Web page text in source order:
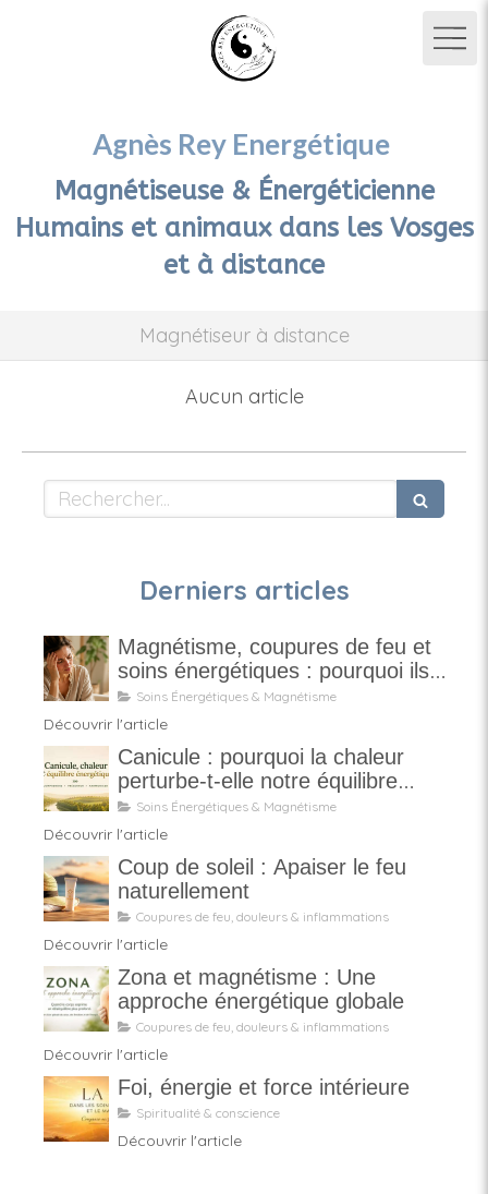
Agnès Rey Energétique
Magnétiseuse & Énergéticienne
Humains et animaux dans les Vosges
et à distance
Magnétiseur à distance
Aucun article
Rechercher
Derniers articles
Magnétisme, coupures de feu et
soins énergétiques : pourquoi ils
ne sont pas magiques
Soins Énergétiques & Magnétisme
Découvrir l'article
Canicule : pourquoi la chaleur
perturbe-t-elle notre équilibre
énergétique ?
Soins Énergétiques & Magnétisme
Découvrir l'article
Coup de soleil : Apaiser le feu
naturellement
Coupures de feu, douleurs & inflammations
Découvrir l'article
Zona et magnétisme : Une
approche énergétique globale
Coupures de feu, douleurs & inflammations
Découvrir l'article
Foi, énergie et force intérieure
Spiritualité & conscience
Découvrir l'article